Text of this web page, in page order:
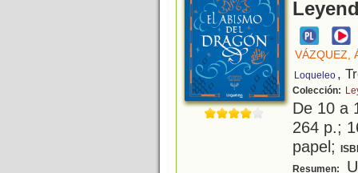
VÁZQUEZ,
Loqueleo ,
Colección:
De 10 a
264 p.;
papel;
Resumen: